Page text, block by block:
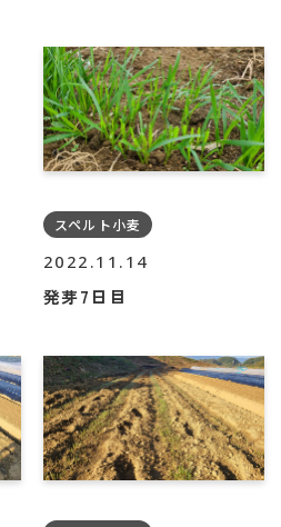
スペルト小麦
2022.11.14
発芽7日目